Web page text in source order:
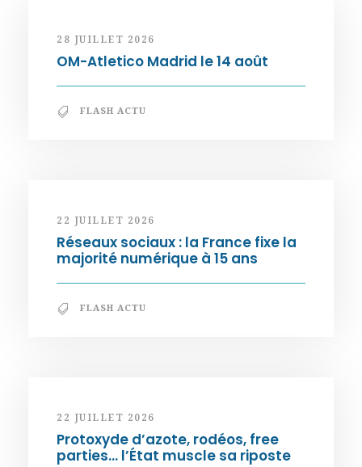
28 JUILLET 2026
OM-Atletico Madrid le 14 août
FLASH ACTU
22 JUILLET 2026
Réseaux sociaux : la France fixe la
majorité numérique à 15 ans
FLASH ACTU
22 JUILLET 2026
Protoxyde d’azote, rodéos, free
parties… l’État muscle sa riposte